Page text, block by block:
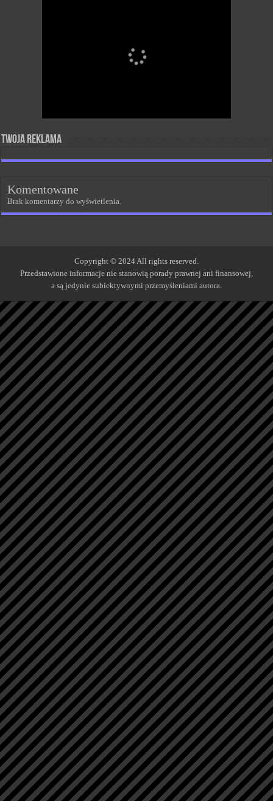
Twoja reklama
Komentowane
Brak komentarzy do wyświetlenia.
Copyright © 2024 All rights reserved.
Przedstawione informacje nie stanowią porady prawnej ani finansowej,
a są jedynie subiektywnymi przemyśleniami autora.